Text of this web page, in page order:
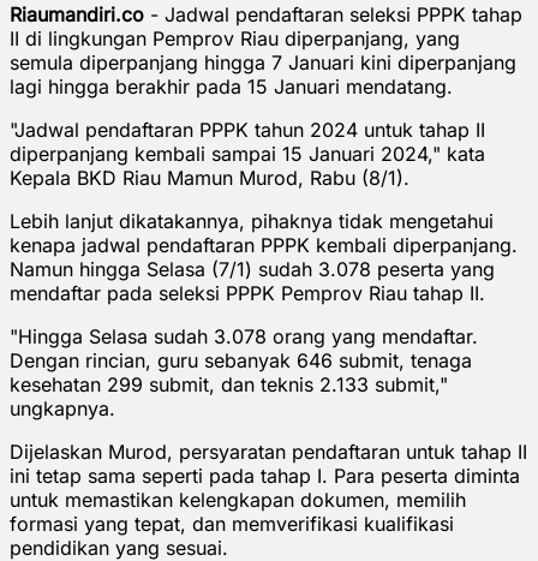
Riaumandiri.co - Jadwal pendaftaran seleksi PPPK tahap
II di lingkungan Pemprov Riau diperpanjang, yang
semula diperpanjang hingga 7 Januari kini diperpanjang
lagi hingga berakhir pada 15 Januari mendatang.
"Jadwal pendaftaran PPPK tahun 2024 untuk tahap II
diperpanjang kembali sampai 15 Januari 2024," kata
Kepala BKD Riau Mamun Murod, Rabu (8/1).
Lebih lanjut dikatakannya, pihaknya tidak mengetahui
kenapa jadwal pendaftaran PPPK kembali diperpanjang.
Namun hingga Selasa (7/1) sudah 3.078 peserta yang
mendaftar pada seleksi PPPK Pemprov Riau tahap II.
"Hingga Selasa sudah 3.078 orang yang mendaftar.
Dengan rincian, guru sebanyak 646 submit, tenaga
kesehatan 299 submit, dan teknis 2.133 submit,"
ungkapnya.
Dijelaskan Murod, persyaratan pendaftaran untuk tahap II
ini tetap sama seperti pada tahap I. Para peserta diminta
untuk memastikan kelengkapan dokumen, memilih
formasi yang tepat, dan memverifikasi kualifikasi
pendidikan yang sesuai.